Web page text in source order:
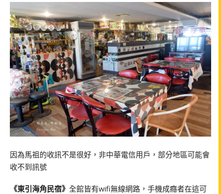
因為馬祖的收訊不是很好，非中華電信用戶，部分地區可能會
收不到訊號
《東引海角民宿》 全館皆有wifi無線網路，手機成癮者在這可